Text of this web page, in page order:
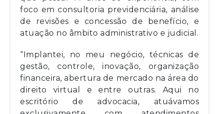
foco em consultoria previdenciária, análise
de revisões e concessão de benefício, e
atuação no âmbito administrativo e judicial.
“Implantei, no meu negócio, técnicas de
gestão, controle, inovação, organização
financeira, abertura de mercado na área do
direito virtual e entre outras. Aqui no
escritório de advocacia, atuávamos